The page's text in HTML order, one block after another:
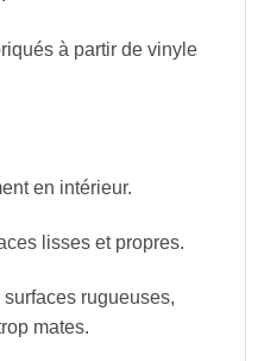
à partir de vinyle
en intérieur.
lisses et propres.
rugueuses,
mates.